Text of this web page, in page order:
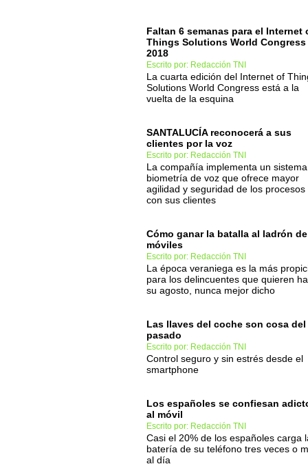
Faltan 6 semanas para el Internet
Things Solutions World Congress
2018
Escrito por: Redacción TNI
La cuarta edición del Internet of
Solutions World Congress está a la
vuelta de la esquina
SANTALUCÍA reconocerá a sus
clientes por la voz
Escrito por: Redacción TNI
La compañía implementa un
biometría de voz que ofrece mayor
agilidad y seguridad de los procesos
con sus clientes
Cómo ganar la batalla al ladrón de
móviles
Escrito por: Redacción TNI
La época veraniega es la más
para los delincuentes que quieren
su agosto, nunca mejor dicho
Las llaves del coche son cosa del
pasado
Escrito por: Redacción TNI
Control seguro y sin estrés desde el
smartphone
Los españoles se confiesan
al móvil
Escrito por: Redacción TNI
Casi el 20% de los españoles carga
batería de su teléfono tres veces o
al día